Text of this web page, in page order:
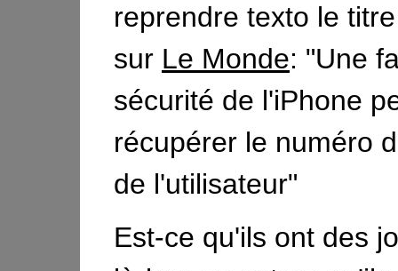
reprendre texto le
sur Le Monde: "Une
sécurité de l'iPhone
récupérer le numéro
de l'utilisateur"
Est-ce qu'ils ont des